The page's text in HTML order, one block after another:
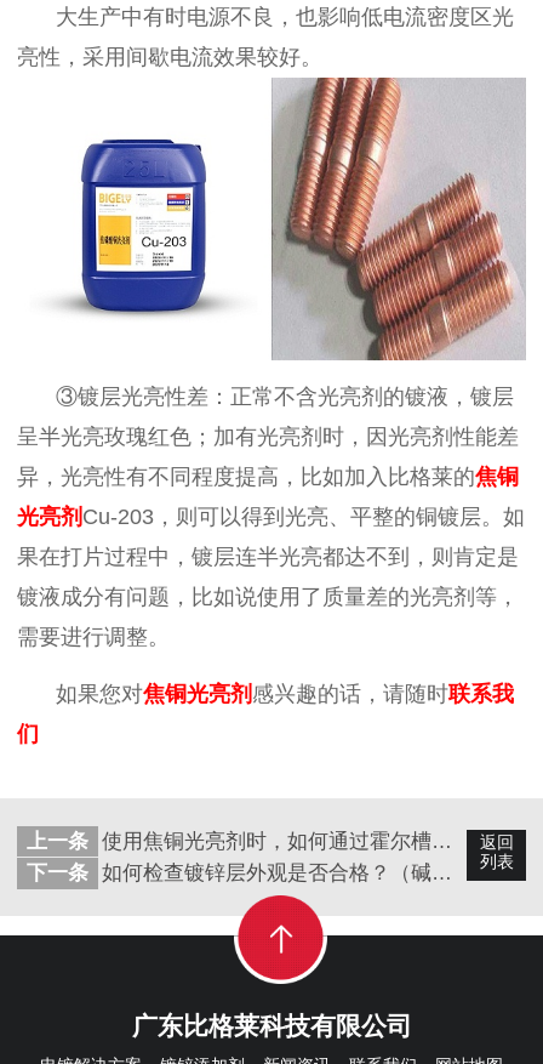
大生产中有时电源不良，也影响低电流密度区光
亮性，采用间歇电流效果较好。
③镀层光亮性差：正常不含光亮剂的镀液，镀层
呈半光亮玫瑰红色；加有光亮剂时，因光亮剂性能差
异，光亮性有不同程度提高，比如加入比格莱的焦铜
光亮剂 Cu-203，则可以得到光亮、平整的铜镀层。如
果在打片过程中，镀层连半光亮都达不到，则肯定是
镀液成分有问题，比如说使用了质量差的光亮剂等，
需要进行调整。
如果您对焦铜光亮剂 感兴趣的话，请随时联系我
们
返回
列表
上一条 使用焦铜光亮剂时，如何通过霍尔槽试验来发现故障问题？（四）
下一条 如何检查镀锌层外观是否合格？（碱性镀锌添加剂）
广东比格莱科技有限公司